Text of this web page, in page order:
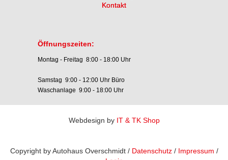
Kontakt
Öffnungszeiten:
Montag - Freitag 8:00 - 18:00 Uhr
Samstag 9:00 - 12:00 Uhr Büro
Waschanlage 9:00 - 18:00 Uhr
Webdesign by IT & TK Shop
Copyright by Autohaus Overschmidt / Datenschutz/ Impressum /